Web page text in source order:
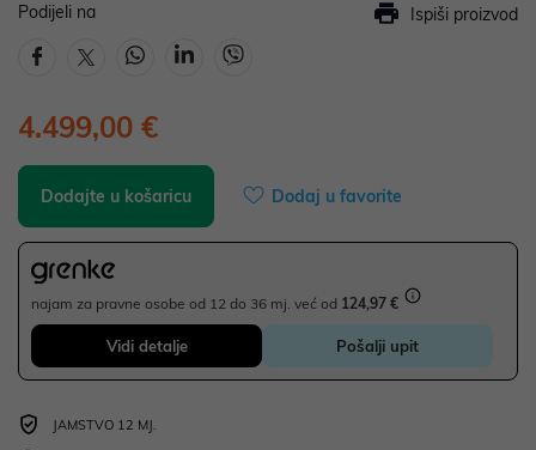
Podijeli na Ispiši proizvod
4.499,00 €
Dodajte u košaricu Dodaj u favorite
najam za pravne osobe od 12 do 36 mj. već od 124,97 €
Vidi detalje Pošalji upit
JAMSTVO 12 MJ.